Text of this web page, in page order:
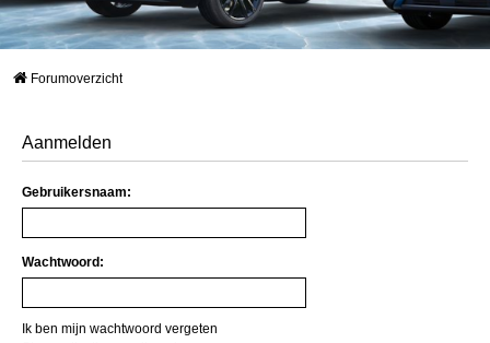
Forumoverzicht
Aanmelden
Gebruikersnaam:
Wachtwoord:
Ik ben mijn wachtwoord vergeten